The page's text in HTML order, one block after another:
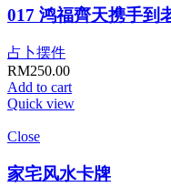
017 鸿福齊天携手到
占卜摆件
RM250.00
Add to cart
Quick view
Close
家宅风水卡牌